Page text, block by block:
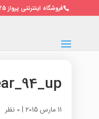
فروشگاه اینترنتی پرواز 09128501125 / 02122691010
11 مارس 2015 | 0 نظر